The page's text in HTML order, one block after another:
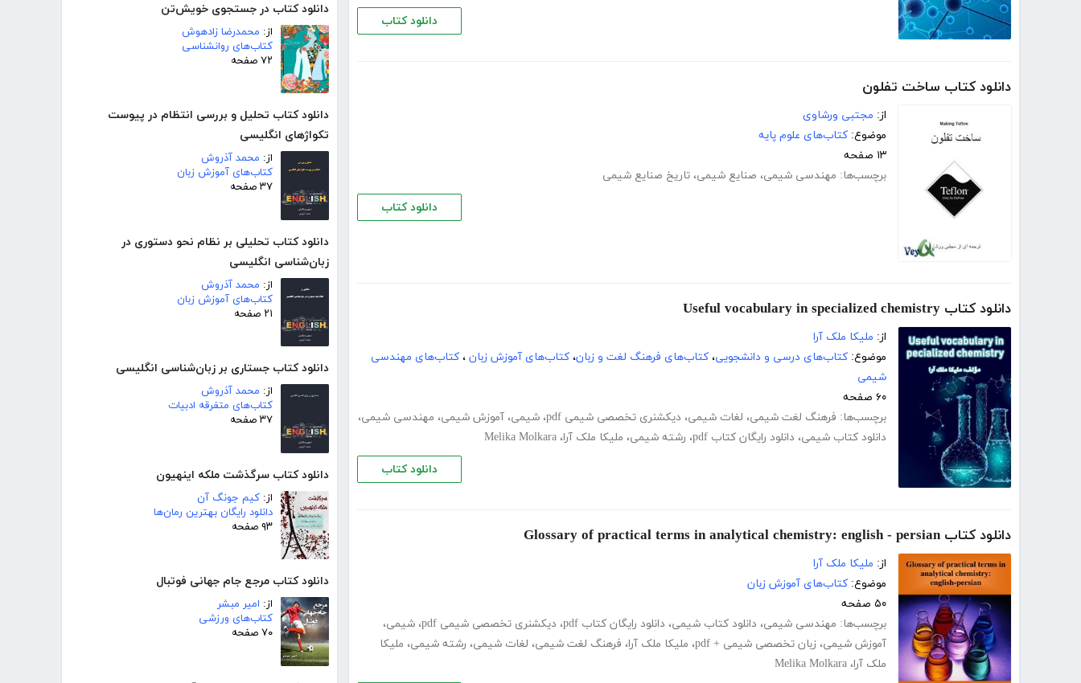
دانلود کتاب در جستجوی خویش‌تن
از: محمدرضا زادهوش
کتاب‌های روانشناسی
۷۲ صفحه
دانلود کتاب تحلیل و بررسی انتظام در پیوست
تکواژهای انگلیسی
از: محمد آذروش
کتاب‌های آموزش زبان
۳۷ صفحه
دانلود کتاب تحلیلی بر نظام نحو دستوری در
زبان‌شناسی انگلیسی
از: محمد آذروش
کتاب‌های آموزش زبان
۲۱ صفحه
دانلود کتاب جستاری بر زبان‌شناسی انگلیسی
از: محمد آذروش
کتاب‌های متفرقه ادبیات
۳۷ صفحه
دانلود کتاب سرگذشت ملکه اینهیون
از: کیم جونگ آن
دانلود رایگان بهترین رمان‌ها
۹۳ صفحه
دانلود کتاب مرجع جام جهانی فوتبال
از: امیر مبشر
کتاب‌های ورزشی
۷۰ صفحه
دانلود کتاب
دانلود کتاب ساخت تفلون
از: مجتبی ورشاوی
موضوع: کتاب‌های علوم پایه
۱۳ صفحه
برچسب‌ها: مهندسی شیمی، صنایع شیمی، تاریخ صنایع شیمی
دانلود کتاب
دانلود کتاب Useful vocabulary in specialized chemistry
از: ملیکا ملک آرا
موضوع: کتاب‌های درسی و دانشجویی، کتاب‌های فرهنگ لغت و زبان، کتاب‌های آموزش زبان ، کتاب‌های مهندسی
شیمی
۶۰ صفحه
برچسب‌ها: فرهنگ لغت شیمی، لغات شیمی، دیکشنری تخصصی شیمی pdf ، شیمی، آموزش شیمی، مهندسی شیمی،
دانلود کتاب شیمی، دانلود رایگان کتاب pdf ، رشته شیمی، ملیکا ملک آرا، Melika Molkara
دانلود کتاب
دانلود کتاب Glossary of practical terms in analytical chemistry: english - persian
از: ملیکا ملک آرا
موضوع: کتاب‌های آموزش زبان
۵۰ صفحه
برچسب‌ها: مهندسی شیمی، دانلود کتاب شیمی، دانلود رایگان کتاب pdf ، دیکشنری تخصصی شیمی pdf ، شیمی،
آموزش شیمی، زبان تخصصی شیمی + pdf ، ملیکا ملک آرا، فرهنگ لغت شیمی، لغات شیمی، رشته شیمی، ملیکا
ملک آرا، Melika Molkara